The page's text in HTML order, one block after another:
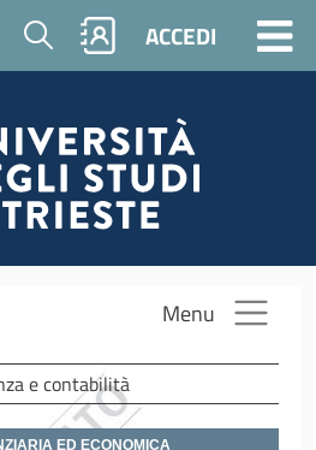
Salta al contenuto principale
Cerca ACCEDI
Menu
e contabilità
ED ECONOMICA